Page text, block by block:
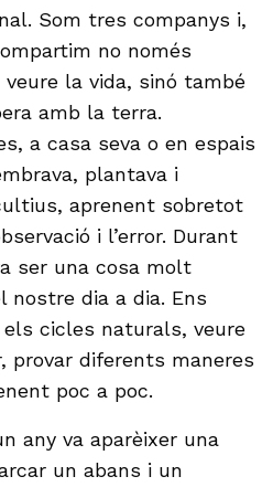
Som tres companys i,
no només
la vida, sinó també
amb la terra.
a casa seva o en espais
plantava i
aprenent sobretot
i l’error. Durant
ser una cosa molt
nostre dia a dia. Ens
cicles naturals, veure
provar diferents maneres
poc a poc.
any va aparèixer una
un abans i un